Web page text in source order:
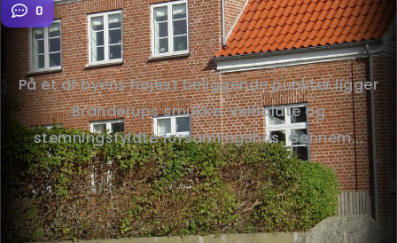
0
På et af byens højest beliggende punkter ligger
Branderups smukke, velholdte og
stemningsfyldte forsamlingshus. Gennem...